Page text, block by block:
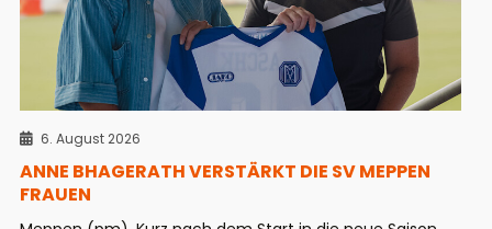
6. August 2026
ANNE BHAGERATH VERSTÄRKT DIE SV MEPPEN
FRAUEN